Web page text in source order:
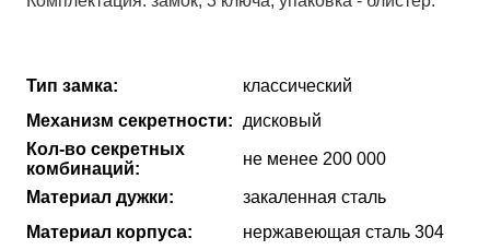
Тип замка:
классический
Механизм секретности:
дисковый
Кол-во секретных
комбинаций:
не менее 200 000
Материал дужки:
закаленная сталь
Материал корпуса:
нержавеющая сталь 304